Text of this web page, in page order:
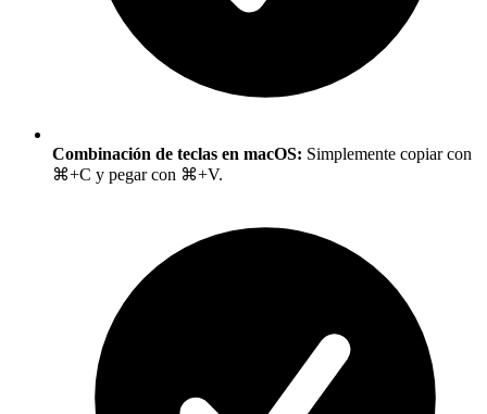
Combinación de teclas en macOS: Simplemente copiar con
⌘+C y pegar con ⌘+V.